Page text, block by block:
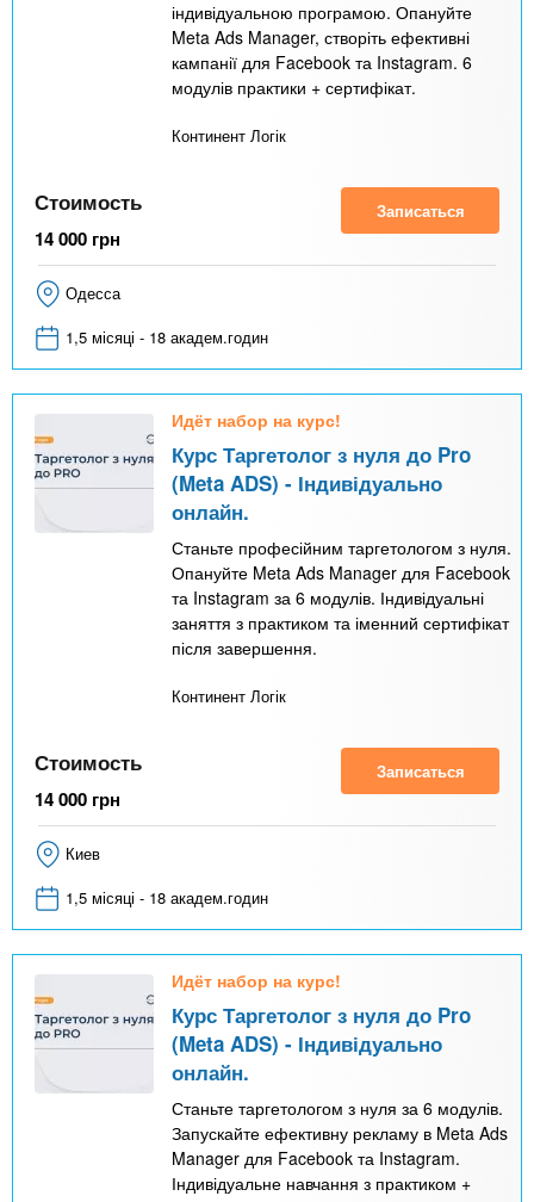
індивідуальною програмою. Опануйте
Meta Ads Manager, створіть ефективні
кампанії для Facebook та Instagram. 6
модулів практики + сертифікат.
Континент Логік
Стоимость
14 000 грн
Записаться
Одесса
1,5 місяці - 18 академ.годин
Идёт набор на курс!
Курс Таргетолог з нуля до Pro
(Meta ADS) - Індивідуально
онлайн.
Станьте професійним таргетологом з нуля.
Опануйте Meta Ads Manager для Facebook
та Instagram за 6 модулів. Індивідуальні
заняття з практиком та іменний сертифікат
після завершення.
Континент Логік
Стоимость
14 000 грн
Записаться
Киев
1,5 місяці - 18 академ.годин
Идёт набор на курс!
Курс Таргетолог з нуля до Pro
(Meta ADS) - Індивідуально
онлайн.
Станьте таргетологом з нуля за 6 модулів.
Запускайте ефективну рекламу в Meta Ads
Manager для Facebook та Instagram.
Індивідуальне навчання з практиком +